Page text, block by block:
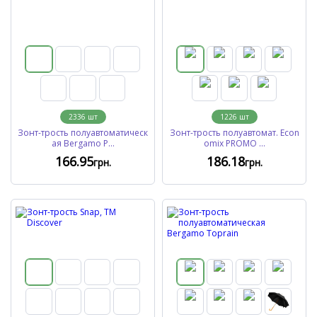
2336 шт
Зонт-трость полуавтоматическ
ая Bergamo P...
166.95грн.
1226 шт
Зонт-трость полуавтомат. Econ
omix PROMO ...
186.18грн.